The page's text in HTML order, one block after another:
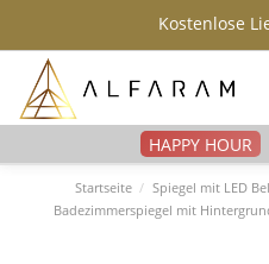
Kostenlose
Startseite Spiegel mit LED
Badezimmerspiegel mit